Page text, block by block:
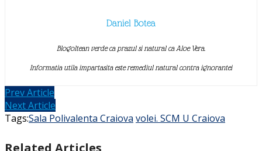
Daniel Botea
Blogoltean verde ca prazul si natural ca Aloe Vera.
Informatia utila impartasita este remediul natural contra ignorantei
Prev Article
Next Article
Tags:Sala Polivalenta Craiova volei. SCM U Craiova
Related Articles